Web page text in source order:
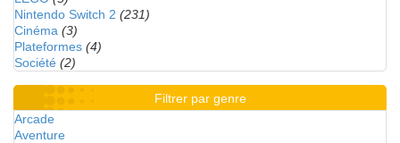
Nintendo Switch 2 (231)
Cinéma (3)
Plateformes (4)
Société (2)
Filtrer par genre
Arcade
Aventure